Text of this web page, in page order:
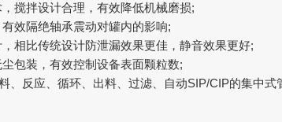
搅拌设计合理，有效降低机械磨损;
效隔绝轴承震动对罐内的影响;
相比传统设计防泄漏效果更佳，静音效果更好;
包装，有效控制设备表面颗粒数;
、反应、循环、出料、过滤、自动SIP/CIP的集中式